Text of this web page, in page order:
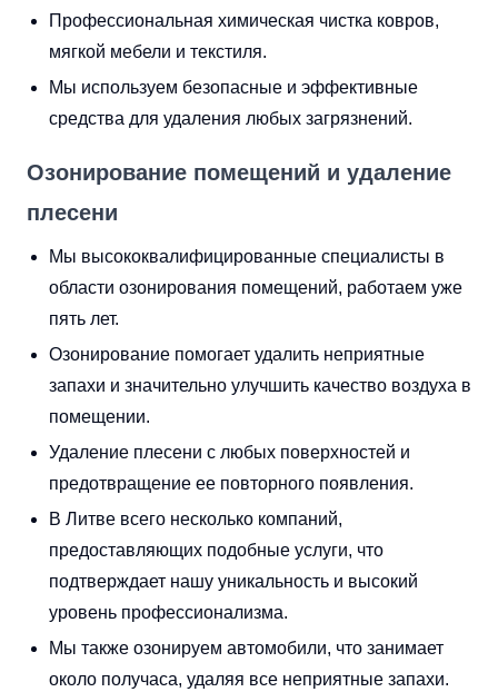
Профессиональная химическая чистка ковров,
мягкой мебели и текстиля.
Мы используем безопасные и эффективные
средства для удаления любых загрязнений.
Озонирование помещений и удаление
плесени
Мы высококвалифицированные специалисты в
области озонирования помещений, работаем уже
пять лет.
Озонирование помогает удалить неприятные
запахи и значительно улучшить качество воздуха в
помещении.
Удаление плесени с любых поверхностей и
предотвращение ее повторного появления.
В Литве всего несколько компаний,
предоставляющих подобные услуги, что
подтверждает нашу уникальность и высокий
уровень профессионализма.
Мы также озонируем автомобили, что занимает
около получаса, удаляя все неприятные запахи.